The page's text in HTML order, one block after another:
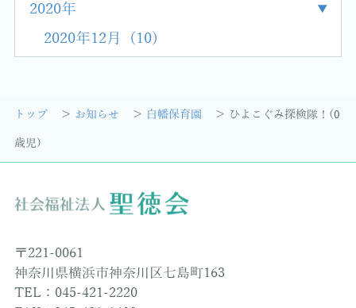
2020年
2020年12月 (10)
トップ お知らせ 白幡保育園 ひよこぐみ探検隊！(0
歳児)
〒221-0061
神奈川県横浜市神奈川区七島町163
TEL：045-421-2220